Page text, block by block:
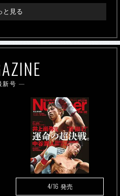
と見る
新号
4/16 発売